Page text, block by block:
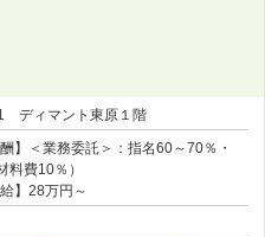
ディマント東原１階
酬】＜業務委託＞：指名60～70％・
料費10％）
給】28万円～